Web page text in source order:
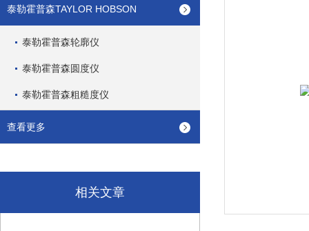
泰勒霍普森TAYLOR HOBSON
泰勒霍普森轮廓仪
泰勒霍普森圆度仪
泰勒霍普森粗糙度仪
查看更多
相关文章